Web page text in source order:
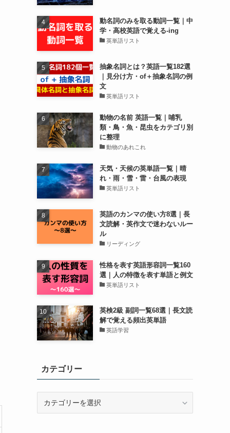
動名詞のみを取る動詞一覧｜中
学・高校英語で覚える-ing
英単語リスト
抽象名詞とは？英語一覧182選
｜見分け方・of＋抽象名詞の例
文
英単語リスト
動物の名前 英語一覧｜哺乳
類・鳥・魚・昆虫をカテゴリ別
に整理
動物のあれこれ
天気・天候の英単語一覧｜晴
れ・雨・雪・雷・台風の表現
英単語リスト
英語のカンマの使い方8選｜長
文読解・英作文で迷わないルー
ル
リーディング
性格を表す英語形容詞一覧160
選｜人の特徴を表す単語と例文
英単語リスト
英検2級 副詞一覧68選｜長文読
解で覚える頻出英単語
英語学習
カテゴリー